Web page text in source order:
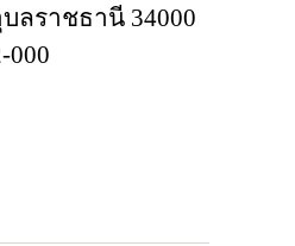
ลราชธานี 34000
000